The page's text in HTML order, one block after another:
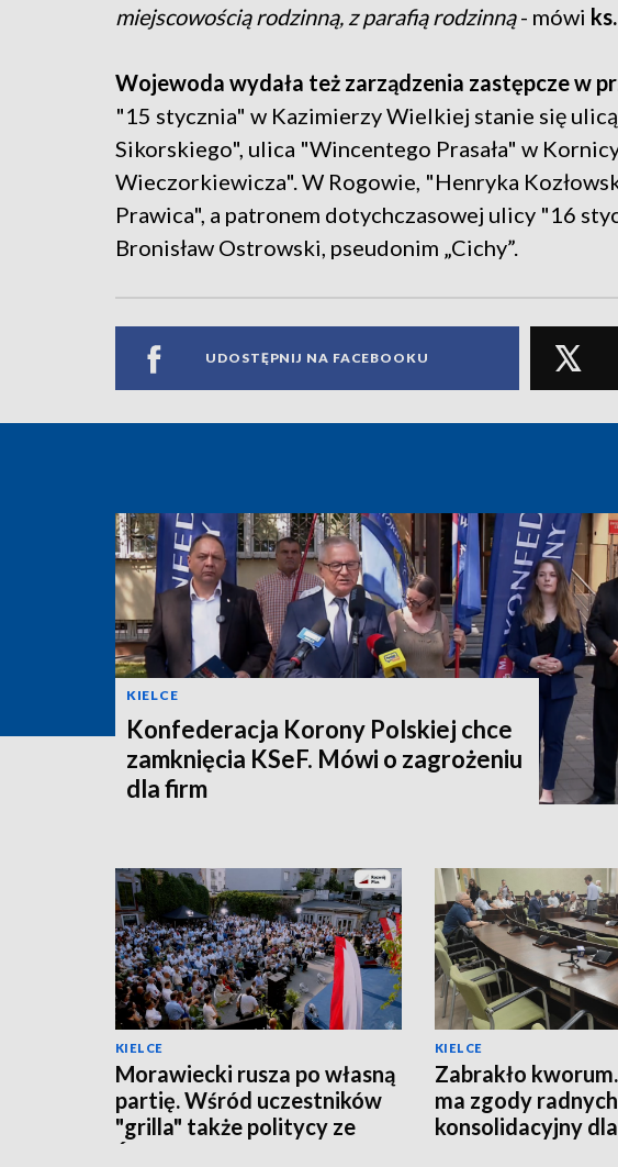
miejscowością rodzinną, z parafią rodzinną- mówi
Wojewoda wydała też zarządzenia zastępcze w
"15 stycznia" w Kazimierzy Wielkiej stanie się ulicą
Sikorskiego", ulica "Wincentego Prasała" w
Wieczorkiewicza". W Rogowie, "Henryka
Prawica", a patronem dotychczasowej ulicy "16
Bronisław Ostrowski, pseudonim „Cichy”.
UDOSTĘPNIJ NA FACEBOOKU
KIELCE
Konfederacja Korony Polskiej chce
zamknięcia KSeF. Mówi o zagrożeniu
dla firm
KIELCE
Morawiecki rusza po własną
partię. Wśród uczestników
"grilla" także politycy ze
Świętokrzyskiego
KIELCE
Zabrakło
ma zgody
konsolidacyjny